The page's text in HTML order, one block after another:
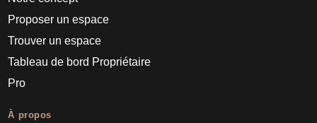
Proposer un espace
Trouver un espace
Tableau de bord Propriétaire
Pro
À propos